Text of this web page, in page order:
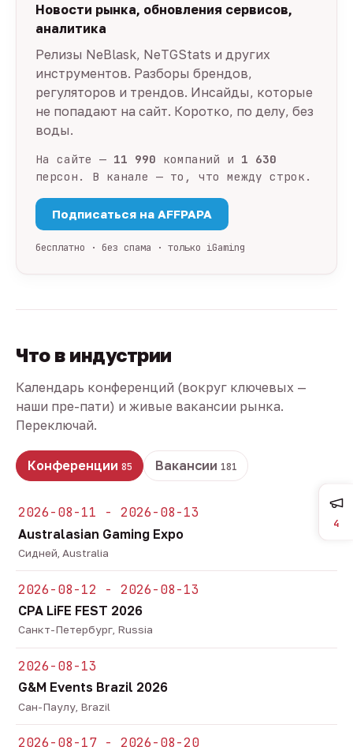
Новости рынка, обновления сервисов,
аналитика
Релизы NeBlask, NeTGStats и других
инструментов. Разборы брендов,
регуляторов и трендов. Инсайды, которые
не попадают на сайт. Коротко, по делу, без
воды.
На сайте — 11 990 компаний и 1 630
персон. В канале — то, что между строк.
Подписаться на AFFPAPA
бесплатно · без спама · только iGaming
Что в индустрии
Календарь конференций (вокруг ключевых —
наши пре-пати) и живые вакансии рынка.
Переключай.
Конференции 85 Вакансии 181
2026-08-11 - 2026-08-13
Australasian Gaming Expo
Сидней, Australia
2026-08-12 - 2026-08-13
CPA LiFE FEST 2026
Санкт-Петербург, Russia
2026-08-13
G&M Events Brazil 2026
Сан-Паулу, Brazil
2026-08-17 - 2026-08-20
4